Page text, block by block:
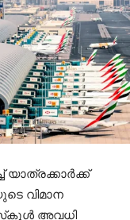
യാത്രക്കാര്‍ക്ക്
വിമാന
സ്‌കൂള്‍ അവധി